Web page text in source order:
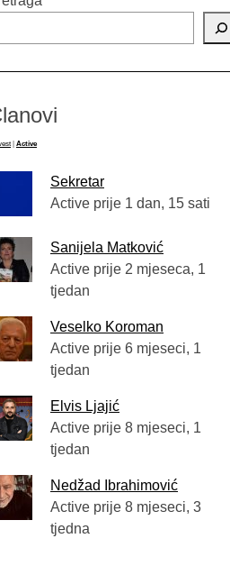
Active
Sekretar
Active prije 1 dan, 15 sati
Sanijela Matković
Active prije 2 mjeseca, 1
tjedan
Veselko Koroman
Active prije 6 mjeseci, 1
tjedan
Elvis Ljajić
Active prije 8 mjeseci, 1
tjedan
Nedžad Ibrahimović
Active prije 8 mjeseci, 3
tjedna